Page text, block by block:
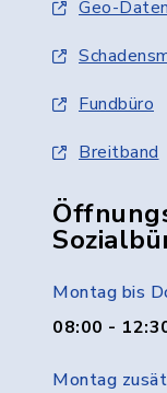
Geo-
Fundbüro
Breitband
Montag bis
08:00 -
Montag